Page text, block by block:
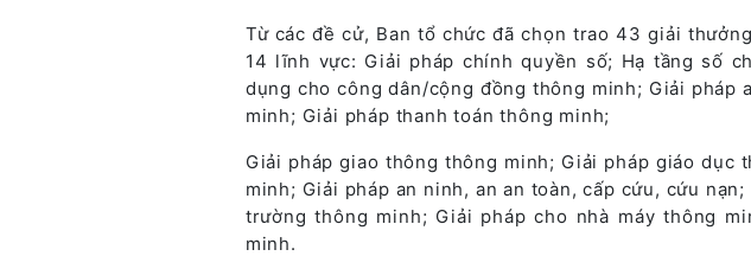
Từ các đề cử, Ban tổ chức đã chọn trao 43 giải
14 lĩnh vực: Giải pháp chính quyền số; Hạ tầng số
dụng cho công dân/cộng đồng thông minh; Giải
minh; Giải pháp thanh toán thông minh;
Giải pháp giao thông thông minh; Giải pháp giáo dục
minh; Giải pháp an ninh, an an toàn, cấp cứu, cứu
trường thông minh; Giải pháp cho nhà máy thông
minh.